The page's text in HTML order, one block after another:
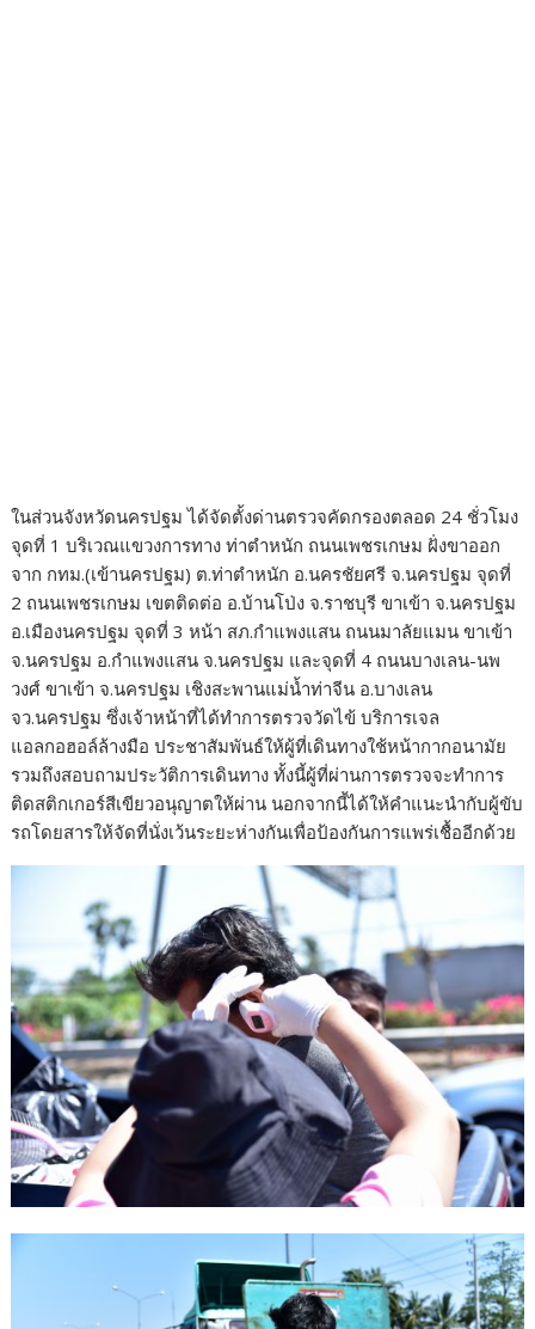
ในส่วนจังหวัดนครปฐม ได้จัดตั้งด่านตรวจคัดกรองตลอด 24 ชั่วโมง
จุดที่ 1 บริเวณแขวงการทาง ท่าตำหนัก ถนนเพชรเกษม ฝั่งขาออก
จาก กทม.(เข้านครปฐม) ต.ท่าตำหนัก อ.นครชัยศรี จ.นครปฐม จุดที่
2 ถนนเพชรเกษม เขตติดต่อ อ.บ้านโป่ง จ.ราชบุรี ขาเข้า จ.นครปฐม
อ.เมืองนครปฐม จุดที่ 3 หน้า สภ.กำแพงแสน ถนนมาลัยแมน ขาเข้า
จ.นครปฐม อ.กำแพงแสน จ.นครปฐม และจุดที่ 4 ถนนบางเลน-นพ
วงศ์ ขาเข้า จ.นครปฐม เชิงสะพานแม่น้ำท่าจีน อ.บางเลน
จว.นครปฐม ซึ่งเจ้าหน้าที่ได้ทำการตรวจวัดไข้ บริการเจล
แอลกอฮอล์ล้างมือ ประชาสัมพันธ์ให้ผู้ที่เดินทางใช้หน้ากากอนามัย
รวมถึงสอบถามประวัติการเดินทาง ทั้งนี้ผู้ที่ผ่านการตรวจจะทำการ
ติดสติกเกอร์สีเขียวอนุญาตให้ผ่าน นอกจากนี้ได้ให้คำแนะนำกับผู้ขับ
รถโดยสารให้จัดที่นั่งเว้นระยะห่างกันเพื่อป้องกันการแพร่เชื้ออีกด้วย